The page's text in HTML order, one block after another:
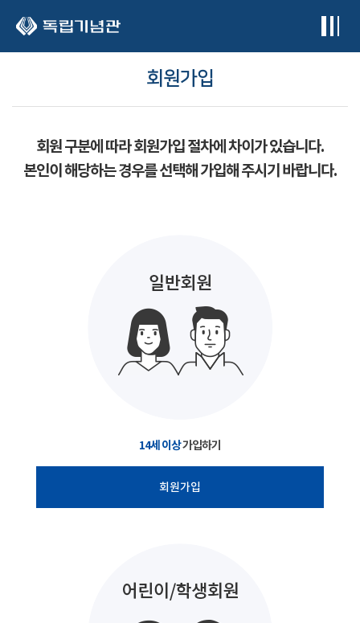
회원가입
회원 구분에 따라 회원가입 절차에 차이가 있습니다.
본인이 해당하는 경우를 선택해 가입해 주시기 바랍니다.
14세 이상가입하기
회원가입